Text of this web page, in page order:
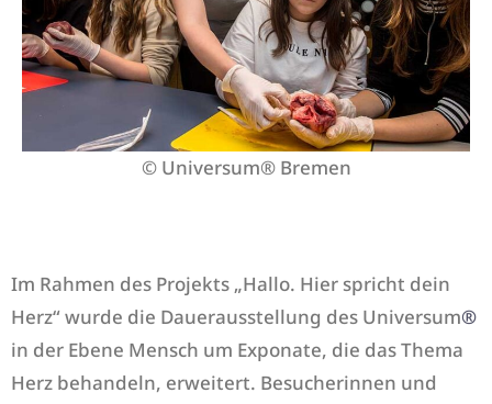
© Universum® Bremen
Im Rahmen des Projekts „Hallo. Hier spricht dein
Herz“ wurde die Dauerausstellung des Universum®
in der Ebene Mensch um Exponate, die das Thema
Herz behandeln, erweitert. Besucherinnen und